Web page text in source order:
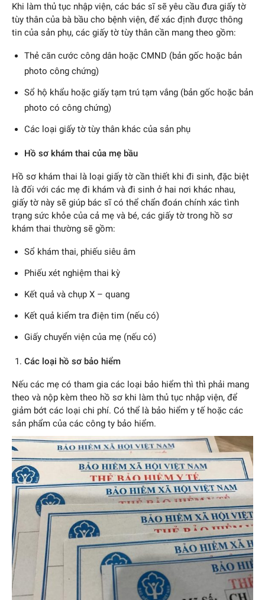
Khi làm thủ tục nhập viện, các bác sĩ sẽ yêu cầu đưa giấy tờ
tùy thân của bà bầu cho bệnh viện, để xác định được thông
tin của sản phụ, các giấy tờ tùy thân cần mang theo gồm:
Thẻ căn cước công dân hoặc CMND (bản gốc hoặc bản
photo công chứng)
Sổ hộ khẩu hoặc giấy tạm trú tạm vắng (bản gốc hoặc bản
photo có công chứng)
Các loại giấy tờ tùy thân khác của sản phụ
Hồ sơ khám thai của mẹ bầu
Hồ sơ khám thai là loại giấy tờ cần thiết khi đi sinh, đặc biệt
là đối với các mẹ đi khám và đi sinh ở hai nơi khác nhau,
giấy tờ này sẽ giúp bác sĩ có thể chẩn đoán chính xác tình
trạng sức khỏe của cả mẹ và bé, các giấy tờ trong hồ sơ
khám thai thường sẽ gồm:
Sổ khám thai, phiếu siêu âm
Phiếu xét nghiệm thai kỳ
Kết quả và chụp X – quang
Kết quả kiểm tra điện tim (nếu có)
Giấy chuyển viện của mẹ (nếu có)
Các loại hồ sơ bảo hiểm
Nếu các mẹ có tham gia các loại bảo hiểm thì thì phải mang
theo và nộp kèm theo hồ sơ khi làm thủ tục nhập viện, để
giảm bớt các loại chi phí. Có thể là bảo hiểm y tế hoặc các
sản phẩm của các công ty bảo hiểm.